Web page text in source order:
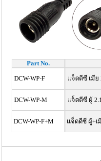
Part No.
DCW-WP-F เเจ็ดดีซี เมี
DCW-WP-M เเจ็ดดีซี ผู้
DCW-WP-F+M เเจ็ดดีซี ผู้+